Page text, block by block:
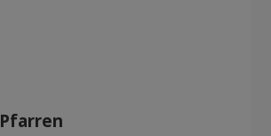
Pfarren